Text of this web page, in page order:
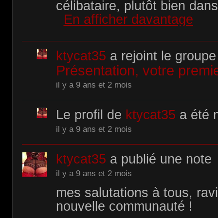
célibataire, plutôt bien
En afficher davantage
ktycat35 a rejoint le groupe
Présentation, votre
il y a 9 ans et 2 mois
Le profil de ktycat35 a été
il y a 9 ans et 2 mois
ktycat35 a publié une note
il y a 9 ans et 2 mois
mes salutations à tous,
nouvelle communauté !